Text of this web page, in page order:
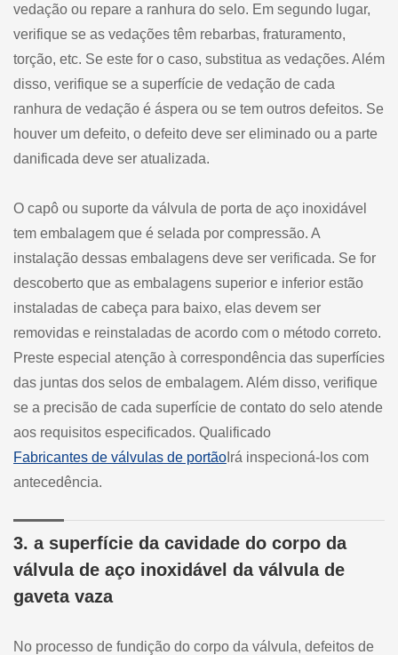
vedação ou repare a ranhura do selo. Em segundo lugar,
verifique se as vedações têm rebarbas, fraturamento,
torção, etc. Se este for o caso, substitua as vedações. Além
disso, verifique se a superfície de vedação de cada
ranhura de vedação é áspera ou se tem outros defeitos. Se
houver um defeito, o defeito deve ser eliminado ou a parte
danificada deve ser atualizada.
O capô ou suporte da válvula de porta de aço inoxidável
tem embalagem que é selada por compressão. A
instalação dessas embalagens deve ser verificada. Se for
descoberto que as embalagens superior e inferior estão
instaladas de cabeça para baixo, elas devem ser
removidas e reinstaladas de acordo com o método correto.
Preste especial atenção à correspondência das superfícies
das juntas dos selos de embalagem. Além disso, verifique
se a precisão de cada superfície de contato do selo atende
aos requisitos especificados. Qualificado
Fabricantes de válvulas de portão Irá inspecioná-los com
antecedência.
3. a superfície da cavidade do corpo da
válvula de aço inoxidável da válvula de
gaveta vaza
No processo de fundição do corpo da válvula, defeitos de